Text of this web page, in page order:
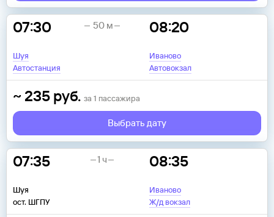
07:30
Шуя
Автостанция
08:20
Иваново
Автовокзал
50 м
~ 235 руб. за 1 пассажира
Выбрать дату
07:35
Шуя
ост. ШГПУ
08:35
Иваново
Ж/д вокзал
1 ч